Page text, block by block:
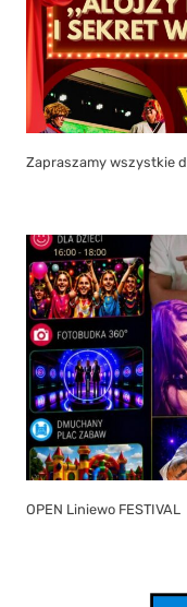
Zapraszamy wszystkie
OPEN Liniewo FESTIVAL